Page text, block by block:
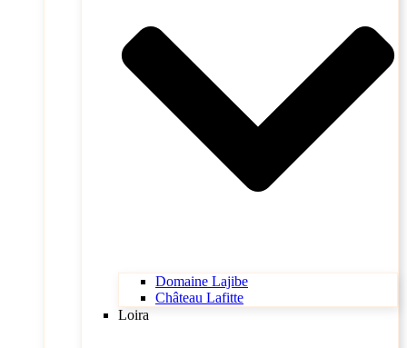
Domaine Lajibe
Château Lafitte
Loira